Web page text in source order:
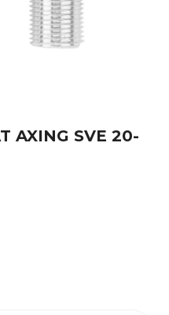
AXING SVE 20-